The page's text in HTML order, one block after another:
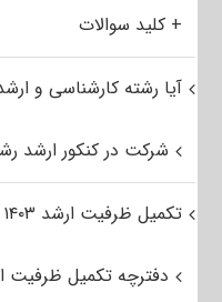
+ کلید سوالات
آیا رشته کارشناسی و
شرکت در کنکور ارشد
تکمیل ظرفیت ارشد ۱۴۰۳
دفترچه تکمیل ظرفیت ارشد